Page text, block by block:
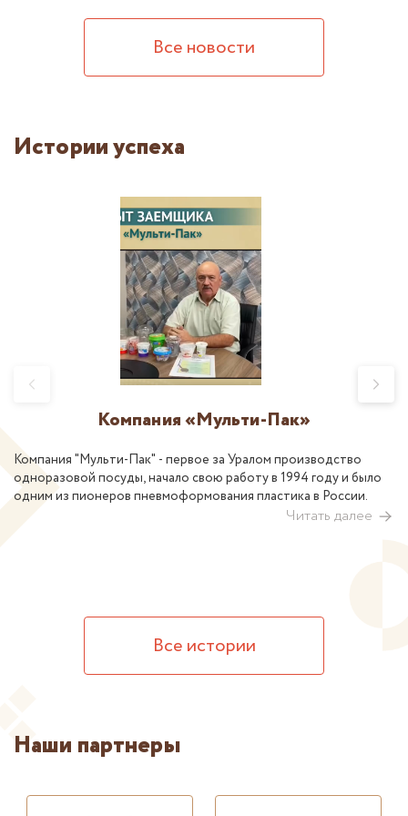
Все новости
Истории успеха
Компания «Мульти-Пак»
Компания "Мульти-Пак" - первое за Уралом производство
одноразовой посуды, начало свою работу в 1994 году и было
одним из пионеров пневмоформования пластика в России.
Читать далее
Все истории
Наши партнеры